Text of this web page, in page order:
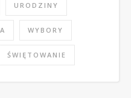
URODZINY
WYBORY
ŚWIĘTOWANIE